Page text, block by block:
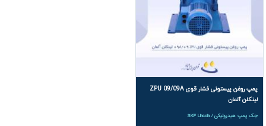
پمپ روغن پیستونی فشار قوی ZPU 09/09A
لینکلن آلمان
جک پمپ هیدرولیکی / SKF Lincoln